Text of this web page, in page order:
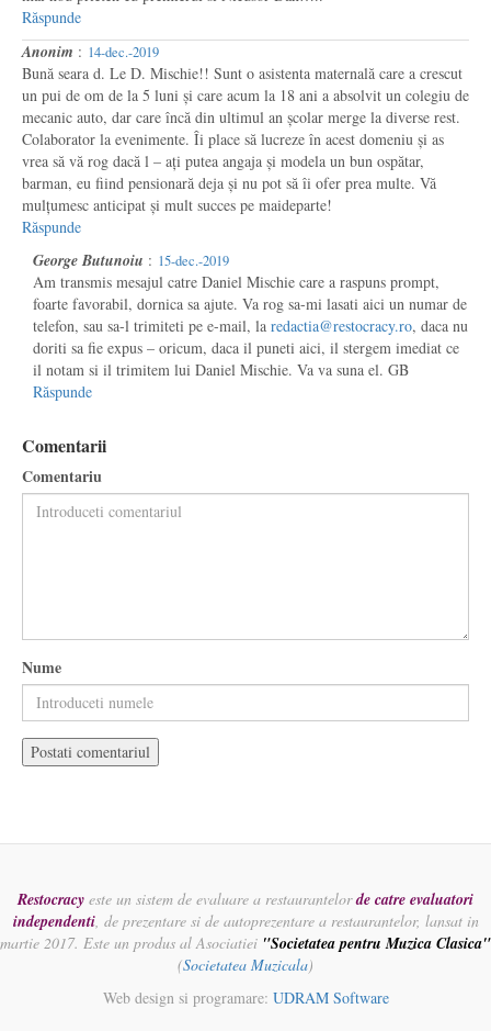
Răspunde
Anonim : 14-dec.-2019
Bună seara d. Le D. Mischie!! Sunt o asistenta maternală care a crescut
un pui de om de la 5 luni și care acum la 18 ani a absolvit un colegiu de
mecanic auto, dar care încă din ultimul an școlar merge la diverse rest.
Colaborator la evenimente. Îi place să lucreze în acest domeniu și as
vrea să vă rog dacă l – ați putea angaja și modela un bun ospătar,
barman, eu fiind pensionară deja și nu pot să îi ofer prea multe. Vă
mulțumesc anticipat și mult succes pe maideparte!
Răspunde
George Butunoiu : 15-dec.-2019
Am transmis mesajul catre Daniel Mischie care a raspuns prompt,
foarte favorabil, dornica sa ajute. Va rog sa-mi lasati aici un numar de
telefon, sau sa-l trimiteti pe e-mail, la redactia@restocracy.ro, daca nu
doriti sa fie expus – oricum, daca il puneti aici, il stergem imediat ce
il notam si il trimitem lui Daniel Mischie. Va va suna el. GB
Răspunde
Comentarii
Comentariu
Nume
Restocracy este un sistem de evaluare a restaurantelorde catre evaluatori
independenti, de prezentare si de autoprezentare a restaurantelor, lansat in
martie 2017. Este un produs al Asociatiei "Societatea pentru Muzica Clasica"
(Societatea Muzicala)
Web design si programare: UDRAM Software